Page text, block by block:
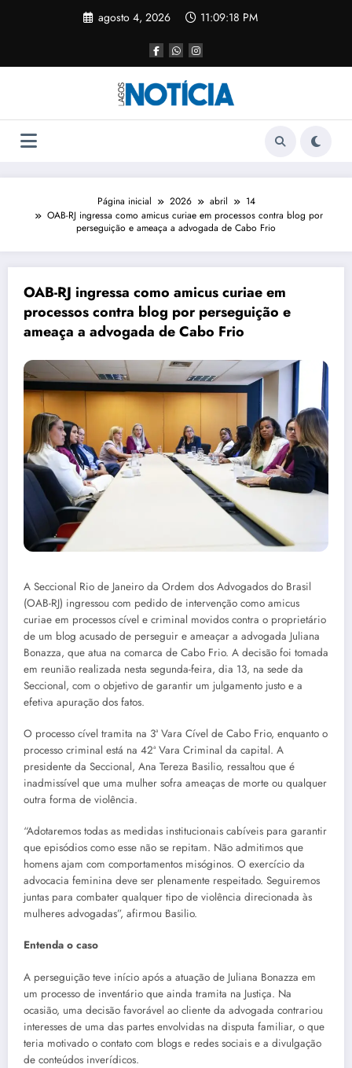
agosto 4, 2026 11:09:18 PM
Página inicial 2026 abril
14
OAB-RJ ingressa como amicus curiae em processos contra blog por
perseguição e ameaça a advogada de Cabo Frio
OAB-RJ ingressa como amicus curiae em
processos contra blog por perseguição e
ameaça a advogada de Cabo Frio
A Seccional Rio de Janeiro da Ordem dos Advogados do Brasil
(OAB-RJ) ingressou com pedido de intervenção como amicus
curiae em processos cível e criminal movidos contra o proprietário
de um blog acusado de perseguir e ameaçar a advogada Juliana
Bonazza, que atua na comarca de Cabo Frio. A decisão foi tomada
em reunião realizada nesta segunda-feira, dia 13, na sede da
Seccional, com o objetivo de garantir um julgamento justo e a
efetiva apuração dos fatos.
O processo cível tramita na 3ª Vara Cível de Cabo Frio, enquanto o
processo criminal está na 42ª Vara Criminal da capital. A
presidente da Seccional, Ana Tereza Basilio, ressaltou que é
inadmissível que uma mulher sofra ameaças de morte ou qualquer
outra forma de violência.
“Adotaremos todas as medidas institucionais cabíveis para garantir
que episódios como esse não se repitam. Não admitimos que
homens ajam com comportamentos misóginos. O exercício da
advocacia feminina deve ser plenamente respeitado. Seguiremos
juntas para combater qualquer tipo de violência direcionada às
mulheres advogadas”, afirmou Basilio.
Entenda o caso
A perseguição teve início após a atuação de Juliana Bonazza em
um processo de inventário que ainda tramita na Justiça. Na
ocasião, uma decisão favorável ao cliente da advogada contrariou
interesses de uma das partes envolvidas na disputa familiar, o que
teria motivado o contato com blogs e redes sociais e a divulgação
de conteúdos inverídicos.